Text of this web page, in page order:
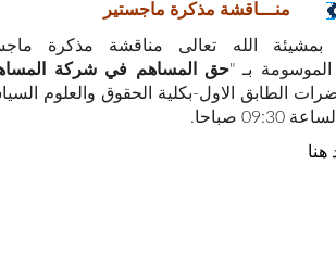
منـــاقشة مذكرة ماجستير
بمشيئة الله تعالى مناقشة مذكرة
الموسومة بـ "حق المساهم في شركة
صباحا.
هنا